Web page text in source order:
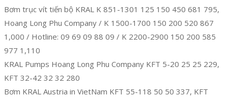
Bơm trục vít tiến bộ KRAL K 851-1301 125 150 450 681 795,
Hoang Long Phu Company / K 1500-1700 150 200 520 867
1,000 / Hotline: 09 69 09 88 09 / K 2200-2900 150 200 585
977 1,110
KRAL Pumps Hoang Long Phu Company KFT 5-20 25 25 229,
KFT 32-42 32 32 280
Bơm KRAL Austria in VietNam KFT 55-118 50 50 337, KFT